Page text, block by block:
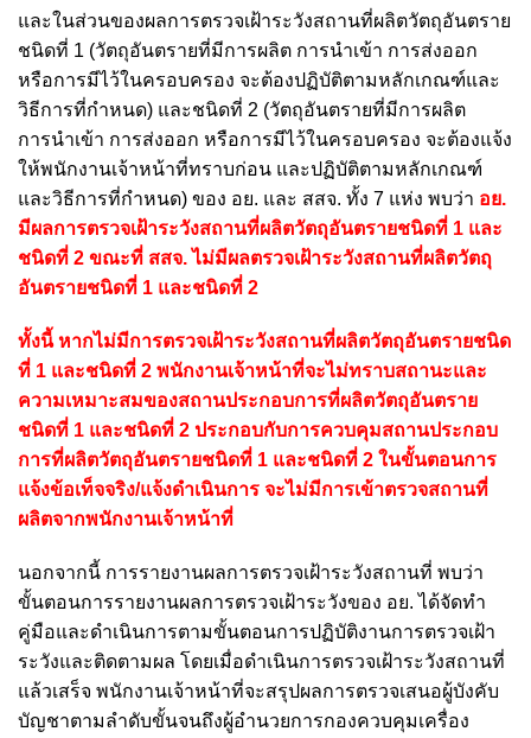
และในส่วนของผลการตรวจเฝ้าระวังสถานที่ผลิตวัตถุอันตราย
ชนิดที่ 1 (วัตถุอันตรายที่มีการผลิต การนำเข้า การส่งออก
หรือการมีไว้ในครอบครอง จะต้องปฏิบัติตามหลักเกณฑ์และ
วิธีการที่กำหนด) และชนิดที่ 2 (วัตถุอันตรายที่มีการผลิต
การนำเข้า การส่งออก หรือการมีไว้ในครอบครอง จะต้องแจ้ง
ให้พนักงานเจ้าหน้าที่ทราบก่อน และปฏิบัติตามหลักเกณฑ์
และวิธีการที่กำหนด) ของ อย. และ สสจ. ทั้ง 7 แห่ง พบว่า อย.
มีผลการตรวจเฝ้าระวังสถานที่ผลิตวัตถุอันตรายชนิดที่ 1 และ
ชนิดที่ 2 ขณะที่ สสจ. ไม่มีผลตรวจเฝ้าระวังสถานที่ผลิตวัตถุ
อันตรายชนิดที่ 1 และชนิดที่ 2
ทั้งนี้ หากไม่มีการตรวจเฝ้าระวังสถานที่ผลิตวัตถุอันตรายชนิด
ที่ 1 และชนิดที่ 2 พนักงานเจ้าหน้าที่จะไม่ทราบสถานะและ
ความเหมาะสมของสถานประกอบการที่ผลิตวัตถุอันตราย
ชนิดที่ 1 และชนิดที่ 2 ประกอบกับการควบคุมสถานประกอบ
การที่ผลิตวัตถุอันตรายชนิดที่ 1 และชนิดที่ 2 ในขั้นตอนการ
แจ้งข้อเท็จจริง/แจ้งดำเนินการ จะไม่มีการเข้าตรวจสถานที่
ผลิตจากพนักงานเจ้าหน้าที่
นอกจากนี้ การรายงานผลการตรวจเฝ้าระวังสถานที่ พบว่า
ขั้นตอนการรายงานผลการตรวจเฝ้าระวังของ อย. ได้จัดทำ
คู่มือและดำเนินการตามขั้นตอนการปฏิบัติงานการตรวจเฝ้า
ระวังและติดตามผล โดยเมื่อดำเนินการตรวจเฝ้าระวังสถานที่
แล้วเสร็จ พนักงานเจ้าหน้าที่จะสรุปผลการตรวจเสนอผู้บังคับ
บัญชาตามลำดับขั้นจนถึงผู้อำนวยการกองควบคุมเครื่อง